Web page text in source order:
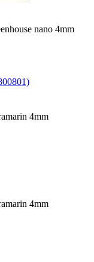
nano 4mm
4mm
4mm